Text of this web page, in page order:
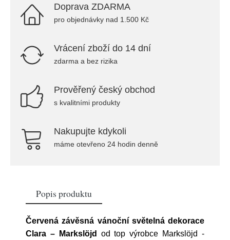
Doprava ZDARMA
pro objednávky nad 1.500 Kč
Vrácení zboží do 14 dní
zdarma a bez rizika
Prověřený český obchod
s kvalitními produkty
Nakupujte kdykoli
máme otevřeno 24 hodin denně
Popis produktu
Červená závěsná vánoční světelná dekorace
Clara – Markslöjd
od top výrobce Markslöjd -